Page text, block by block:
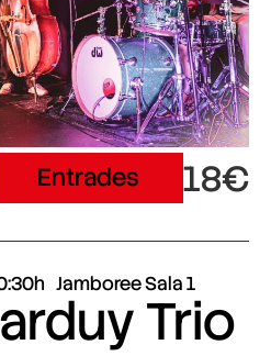
Entrades 18€
Jamboree Sala 1
Trio